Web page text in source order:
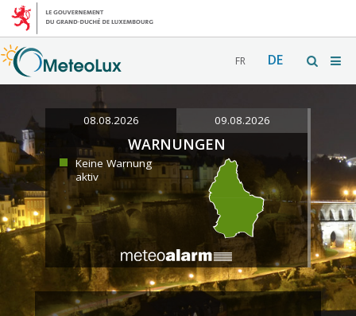
FR DE
08.08.2026 09.08.2026
WARNUNGEN
Keine Warnung
aktiv